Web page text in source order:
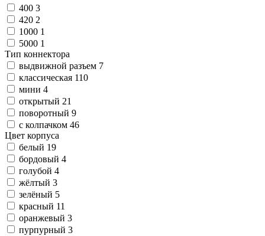
400 3
420 2
1000 1
5000 1
Тип коннектора
выдвижной разъем 7
классическая 110
мини 4
открытый 21
поворотный 9
с колпачком 46
Цвет корпуса
белый 19
бордовый 4
голубой 4
жёлтый 3
зелёный 5
красный 11
оранжевый 3
пурпурный 3